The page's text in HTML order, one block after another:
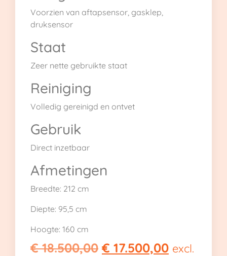
Voorzien van aftapsensor, gasklep,
druksensor
Staat
Zeer nette gebruikte staat
Reiniging
Volledig gereinigd en ontvet
Gebruik
Direct inzetbaar
Afmetingen
Breedte: 212 cm
Diepte: 95,5 cm
Hoogte: 160 cm
€18.500,00 € 17.500,00 excl.